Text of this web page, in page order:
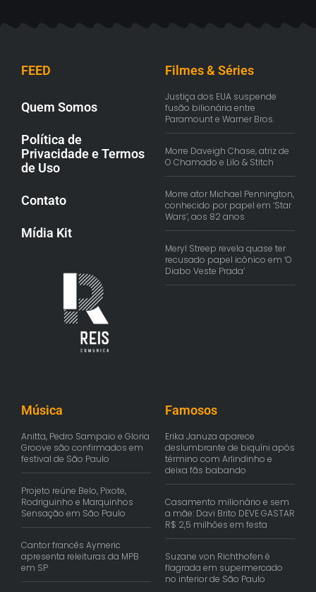
FEED
Quem Somos
Política de
Privacidade e Termos
de Uso
Contato
Mídia Kit
Filmes & Séries
Justiça dos EUA suspende
fusão bilionária entre
Paramount e Warner Bros.
Morre Daveigh Chase, atriz de
O Chamado e Lilo & Stitch
Morre ator Michael Pennington,
conhecido por papel em ‘Star
Wars’, aos 82 anos
Meryl Streep revela quase ter
recusado papel icônico em ‘O
Diabo Veste Prada’
Música
Anitta, Pedro Sampaio e Gloria
Groove são confirmados em
festival de São Paulo
Projeto reúne Belo, Pixote,
Rodriguinho e Marquinhos
Sensação em São Paulo
Cantor francês Aymeric
apresenta releituras da MPB
em SP
Famosos
Erika Januza aparece
deslumbrante de biquíni após
término com Arlindinho e
deixa fãs babando
Casamento milionário e sem
a mãe: Davi Brito DEVE GASTAR
R$ 2,5 milhões em festa
Suzane von Richthofen é
flagrada em supermercado
no interior de São Paulo